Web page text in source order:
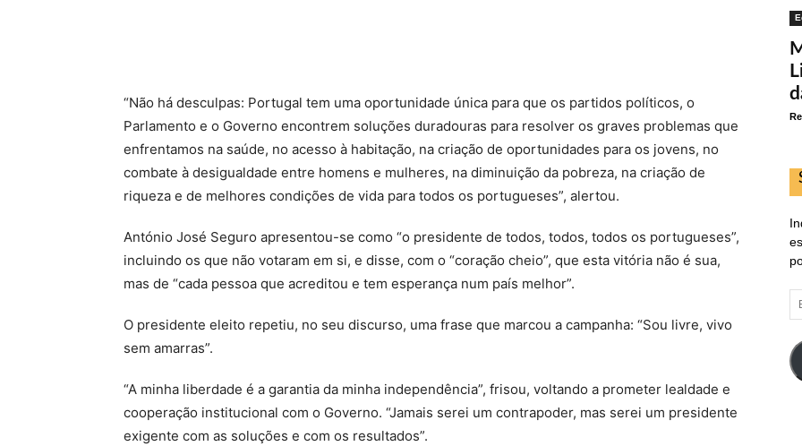
“Não há desculpas: Portugal tem uma oportunidade única para que os partidos políticos, o
Parlamento e o Governo encontrem soluções duradouras para resolver os graves problemas que
enfrentamos na saúde, no acesso à habitação, na criação de oportunidades para os jovens, no
combate à desigualdade entre homens e mulheres, na diminuição da pobreza, na criação de
riqueza e de melhores condições de vida para todos os portugueses”, alertou.
António José Seguro apresentou-se como “o presidente de todos, todos, todos os portugueses”,
incluindo os que não votaram em si, e disse, com o “coração cheio”, que esta vitória não é sua,
mas de “cada pessoa que acreditou e tem esperança num país melhor”.
O presidente eleito repetiu, no seu discurso, uma frase que marcou a campanha: “Sou livre, vivo
sem amarras”.
“A minha liberdade é a garantia da minha independência”, frisou, voltando a prometer lealdade e
cooperação institucional com o Governo. “Jamais serei um contrapoder, mas serei um presidente
exigente com as soluções e com os resultados”.
de